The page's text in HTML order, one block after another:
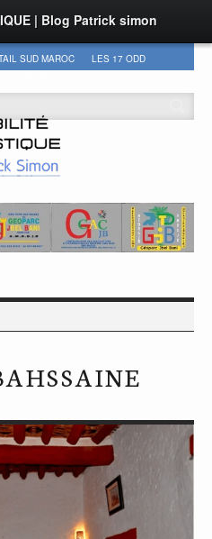
| Blog Patrick simon
SUD MAROC
LES 17 ODD